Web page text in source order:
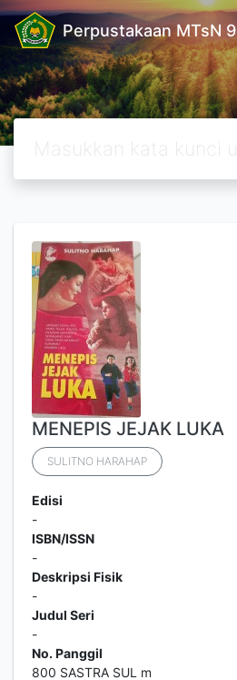
Perpustakaan MTsN 9
MENEPIS JEJAK LUKA
SULITNO HARAHAP
Edisi
-
ISBN/ISSN
-
Deskripsi Fisik
-
Judul Seri
-
No. Panggil
800 SASTRA SUL m